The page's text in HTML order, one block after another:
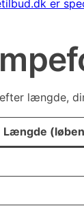
er
længde,
Længde